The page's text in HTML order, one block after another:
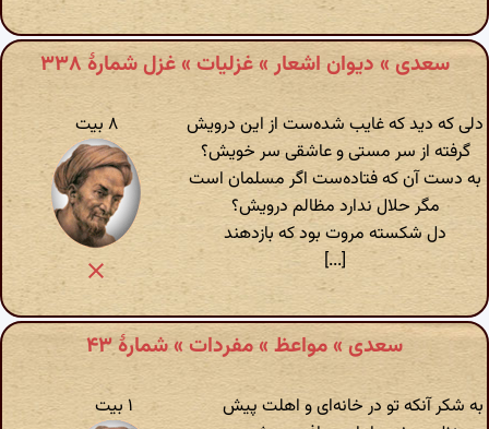
سعدی » دیوان اشعار » غزلیات » غزل شمارهٔ ۳۳۸
دلی که دید که غایب شده‌ست از این درویش
گرفته از سر مستی و عاشقی سر خویش؟
به دست آن که فتاده‌ست اگر مسلمان است
مگر حلال ندارد مظالم درویش؟
دل شکسته مروت بود که بازدهند
[...]
۸ بیت
سعدی » مواعظ » مفردات » شمارهٔ ۴۳
به شکر آنکه تو در خانه‌ای و اهلت پیش
۱ بیت